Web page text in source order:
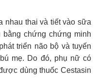
nhau thai và tiết vào sữa
bằng chứng chứng minh
triển não bộ và tuyến
mẹ. Do đó, phụ nữ có
dùng thuốc Cestasin